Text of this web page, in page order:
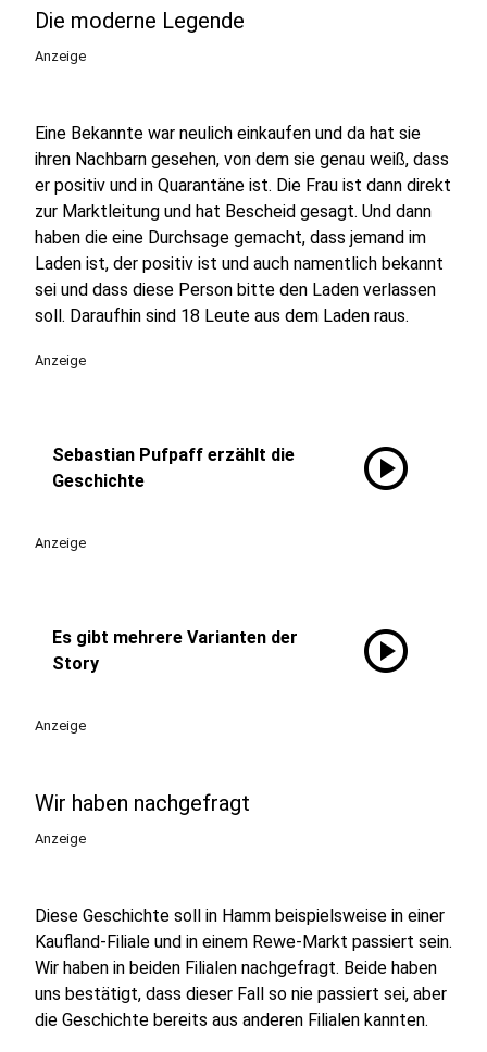
Die moderne Legende
Anzeige
Eine Bekannte war neulich einkaufen und da hat sie
ihren Nachbarn gesehen, von dem sie genau weiß, dass
er positiv und in Quarantäne ist. Die Frau ist dann direkt
zur Marktleitung und hat Bescheid gesagt. Und dann
haben die eine Durchsage gemacht, dass jemand im
Laden ist, der positiv ist und auch namentlich bekannt
sei und dass diese Person bitte den Laden verlassen
soll. Daraufhin sind 18 Leute aus dem Laden raus.
Anzeige
Sebastian Pufpaff erzählt die
Geschichte
play_circle
Anzeige
Es gibt mehrere Varianten der
Story
play_circle
Anzeige
Wir haben nachgefragt
Anzeige
Diese Geschichte soll in Hamm beispielsweise in einer
Kaufland-Filiale und in einem Rewe-Markt passiert sein.
Wir haben in beiden Filialen nachgefragt. Beide haben
uns bestätigt, dass dieser Fall so nie passiert sei, aber
die Geschichte bereits aus anderen Filialen kannten.